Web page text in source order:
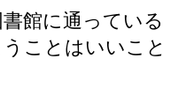
館に通っている
ことはいいこと